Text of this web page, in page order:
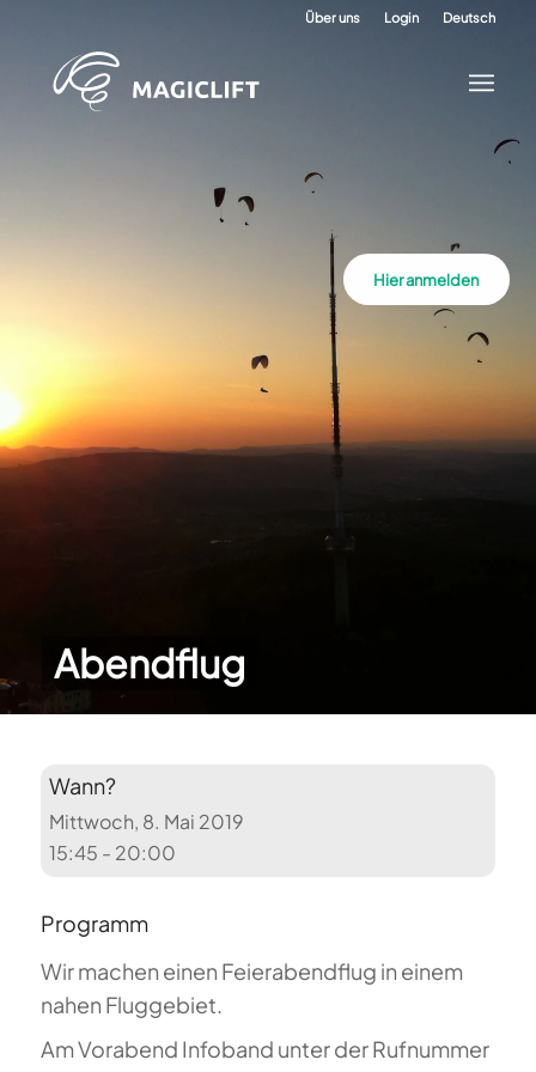
Über uns Login Deutsch
Abendflug
Hier anmelden
Wann?
Mittwoch, 8. Mai 2019
15:45 - 20:00
Programm
Wir machen einen Feierabendflug in einem
nahen Fluggebiet.
Am Vorabend Infoband unter der Rufnummer